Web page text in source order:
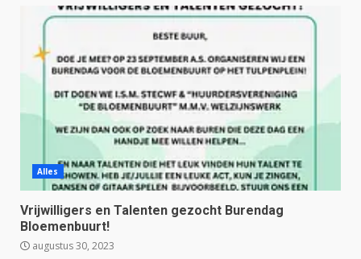
Alles
Vrijwilligers en Talenten gezocht Burendag
Bloemenbuurt!
augustus 30, 2023